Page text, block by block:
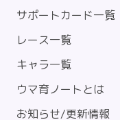
サポートカード一覧
レース一覧
キャラ一覧
ウマ育ノートとは
お知らせ/更新情報